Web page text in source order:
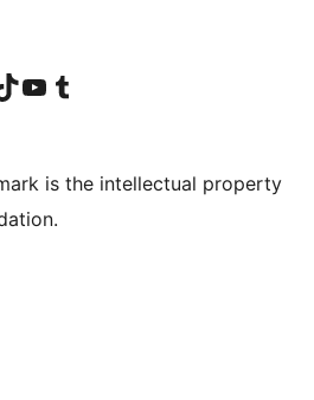
accountaccount
帳號Visit our YouTube channel
造訪我們的 Tumblr 帳號
is the intellectual property